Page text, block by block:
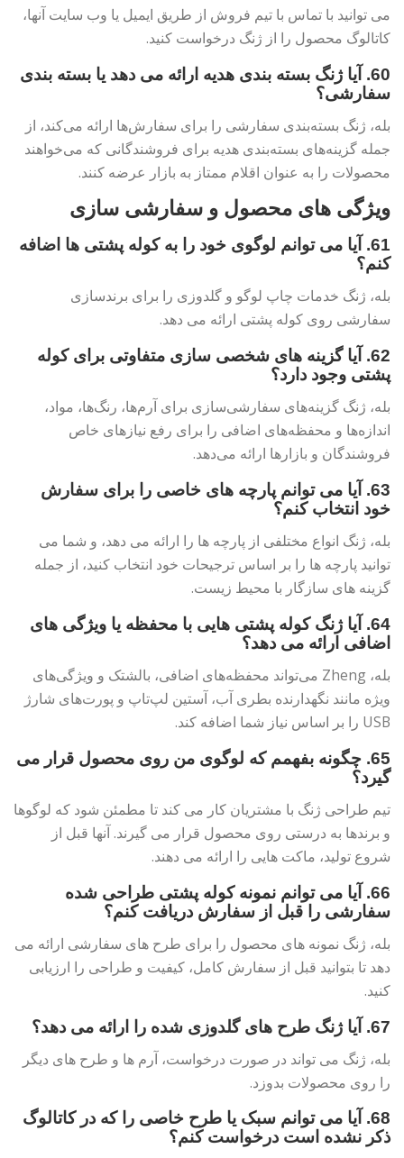
می توانید با تماس با تیم فروش از طریق ایمیل یا وب سایت آنها،
کاتالوگ محصول را از ژنگ درخواست کنید.
60. آیا ژنگ بسته بندی هدیه ارائه می دهد یا بسته بندی
سفارشی؟
بله، ژنگ بسته‌بندی سفارشی را برای سفارش‌ها ارائه می‌کند، از
جمله گزینه‌های بسته‌بندی هدیه برای فروشندگانی که می‌خواهند
محصولات را به عنوان اقلام ممتاز به بازار عرضه کنند.
ویژگی های محصول و سفارشی سازی
61. آیا می توانم لوگوی خود را به کوله پشتی ها اضافه
کنم؟
بله، ژنگ خدمات چاپ لوگو و گلدوزی را برای برندسازی
سفارشی روی کوله پشتی ارائه می دهد.
62. آیا گزینه های شخصی سازی متفاوتی برای کوله
پشتی وجود دارد؟
بله، ژنگ گزینه‌های سفارشی‌سازی برای آرم‌ها، رنگ‌ها، مواد،
اندازه‌ها و محفظه‌های اضافی را برای رفع نیازهای خاص
فروشندگان و بازارها ارائه می‌دهد.
63. آیا می توانم پارچه های خاصی را برای سفارش
خود انتخاب کنم؟
بله، ژنگ انواع مختلفی از پارچه ها را ارائه می دهد، و شما می
توانید پارچه ها را بر اساس ترجیحات خود انتخاب کنید، از جمله
گزینه های سازگار با محیط زیست.
64. آیا ژنگ کوله پشتی هایی با محفظه یا ویژگی های
اضافی ارائه می دهد؟
بله، Zheng می‌تواند محفظه‌های اضافی، بالشتک و ویژگی‌های
ویژه مانند نگهدارنده بطری آب، آستین لپ‌تاپ و پورت‌های شارژ
USB را بر اساس نیاز شما اضافه کند.
65. چگونه بفهمم که لوگوی من روی محصول قرار می
گیرد؟
تیم طراحی ژنگ با مشتریان کار می کند تا مطمئن شود که لوگوها
و برندها به درستی روی محصول قرار می گیرند. آنها قبل از
شروع تولید، ماکت هایی را ارائه می دهند.
66. آیا می توانم نمونه کوله پشتی طراحی شده
سفارشی را قبل از سفارش دریافت کنم؟
بله، ژنگ نمونه های محصول را برای طرح های سفارشی ارائه می
دهد تا بتوانید قبل از سفارش کامل، کیفیت و طراحی را ارزیابی
کنید.
67. آیا ژنگ طرح های گلدوزی شده را ارائه می دهد؟
بله، ژنگ می تواند در صورت درخواست، آرم ها و طرح های دیگر
را روی محصولات بدوزد.
68. آیا می توانم سبک یا طرح خاصی را که در کاتالوگ
ذکر نشده است درخواست کنم؟